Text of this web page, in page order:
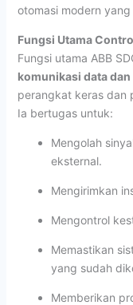
otomasi modern
Fungsi Utama
Fungsi utama ABB
komunikasi data
perangkat keras dan
Ia bertugas untuk:
Mengolah
eksternal.
Mengirimkan
Mengontrol
Memastikan
yang sudah
Memberikan